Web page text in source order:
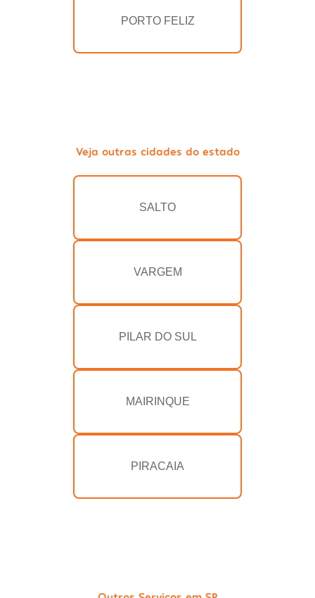
PORTO FELIZ
Veja outras cidades do estado
SALTO
VARGEM
PILAR DO SUL
MAIRINQUE
PIRACAIA